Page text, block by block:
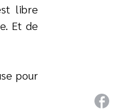
libre
Et de
pour